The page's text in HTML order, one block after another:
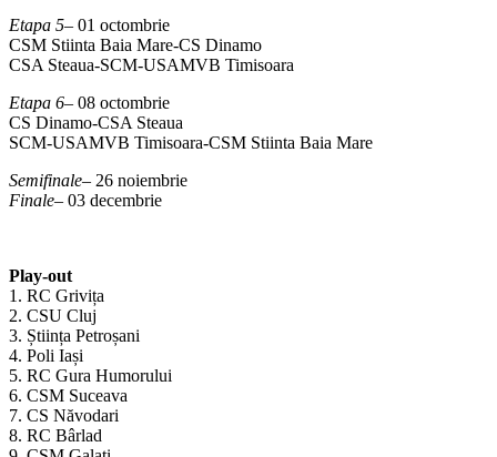
Etapa 5– 01 octombrie
CSM Stiinta Baia Mare-CS Dinamo
CSA Steaua-SCM-USAMVB Timisoara
Etapa 6– 08 octombrie
CS Dinamo-CSA Steaua
SCM-USAMVB Timisoara-CSM Stiinta Baia Mare
Semifinale– 26 noiembrie
Finale– 03 decembrie
Play-out
1. RC Grivița
2. CSU Cluj
3. Știința Petroșani
4. Poli Iași
5. RC Gura Humorului
6. CSM Suceava
7. CS Năvodari
8. RC Bârlad